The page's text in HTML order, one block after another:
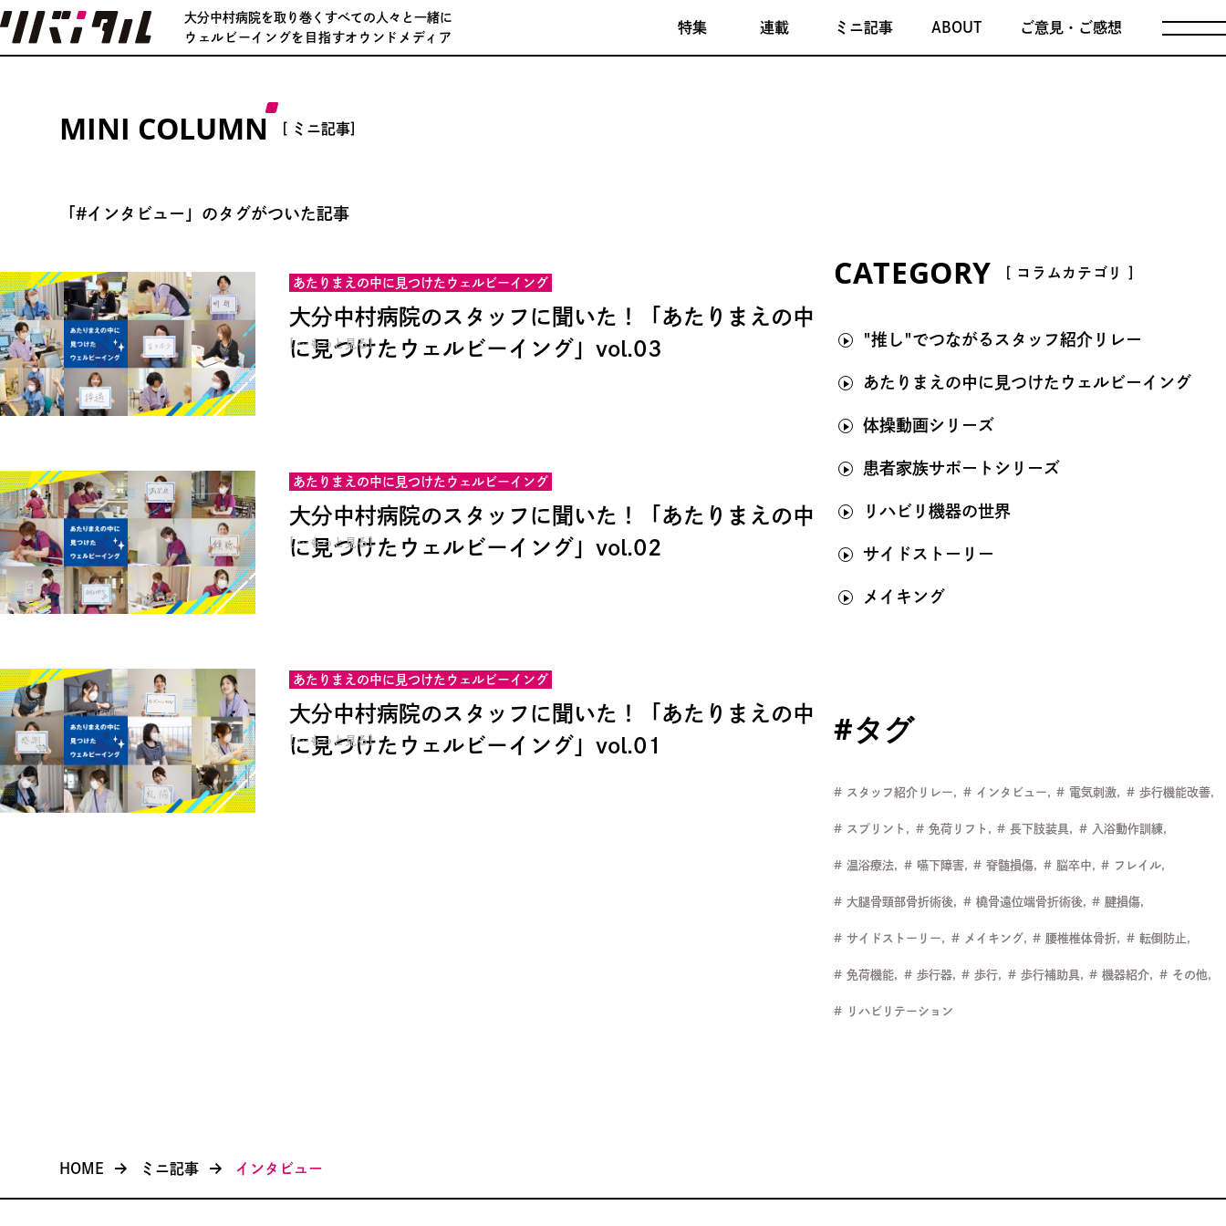
大分中村病院を取り巻くすべての人々と一緒に
ウェルビーイングを目指すオウンドメディア
特集 連載 ミニ記事 ABOUT ご意見・ご感想
MINI COLUMN [ ミニ記事]
「#インタビュー」のタグがついた記事
あたりまえの中に見つけたウェルビーイング
大分中村病院のスタッフに聞いた！「あたりまえの中
に見つけたウェルビーイング」vol.03
[ …もっと見る]
あたりまえの中に見つけたウェルビーイング
大分中村病院のスタッフに聞いた！「あたりまえの中
に見つけたウェルビーイング」vol.02
[ …もっと見る]
あたりまえの中に見つけたウェルビーイング
大分中村病院のスタッフに聞いた！「あたりまえの中
に見つけたウェルビーイング」vol.01
[ …もっと見る]
CATEGORY [ コラムカテゴリ ]
"推し"でつながるスタッフ紹介リレー
あたりまえの中に見つけたウェルビーイング
体操動画シリーズ
患者家族サポートシリーズ
リハビリ機器の世界
サイドストーリー
メイキング
#タグ
スタッフ紹介リレー インタビュー 電気刺激 歩行機能改善
スプリント 免荷リフト 長下肢装具 入浴動作訓練
温浴療法 嚥下障害 脊髄損傷 脳卒中 フレイル
大腿骨頸部骨折術後 橈骨遠位端骨折術後 腱損傷
サイドストーリー メイキング 腰椎椎体骨折 転倒防止
免荷機能 歩行器 歩行 歩行補助具 機器紹介 その他
リハビリテーション
HOME ミニ記事 インタビュー